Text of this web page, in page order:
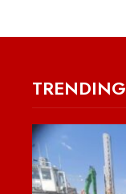
TRENDING